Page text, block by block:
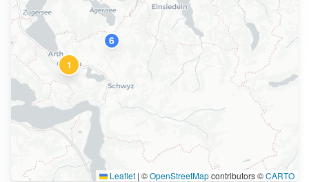
1
6
8
Leaflet | ©OpenStreetMapcontributors ©CARTO